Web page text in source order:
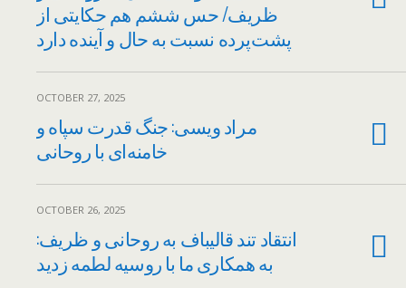
ظریف/ حس ششم هم حکایتی از
پشت‌پرده نسبت به حال و آینده دارد
OCTOBER 27, 2025
مراد ویسی: جنگ قدرت سپاه و
خامنه‌ای با روحانی
OCTOBER 26, 2025
انتقاد تند قالیباف به روحانی و ظریف:
به همکاری ما با روسیه لطمه زدید